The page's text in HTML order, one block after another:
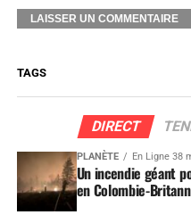
TAGS
DIRECT
PLANÈTE En Ligne 38
Un incendie géant
en Colombie-